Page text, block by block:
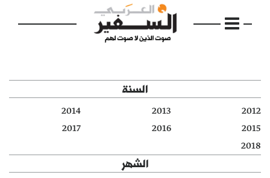
الرئيسية
مواضيع
السنة
2012
2013
2014
2015
2016
2017
2018
الشهر